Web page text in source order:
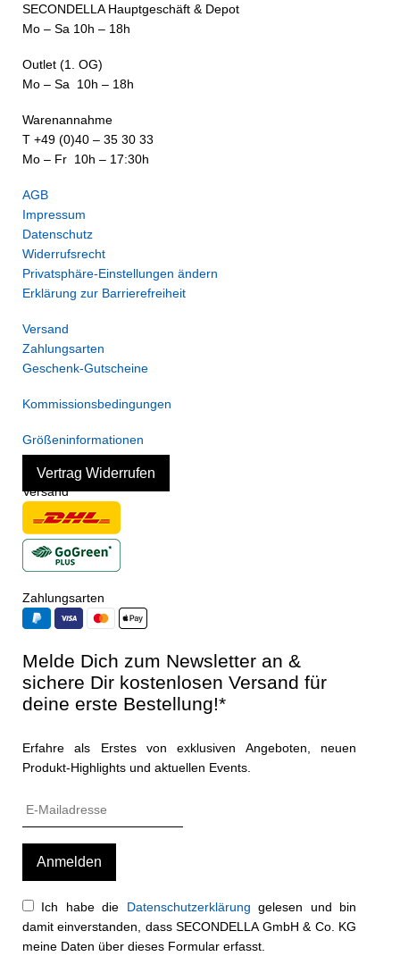
SECONDELLA Hauptgeschäft & Depot
Mo – Sa 10h – 18h
Outlet (1. OG)
Mo – Sa 10h – 18h
Warenannahme
T +49 (0)40 – 35 30 33
Mo – Fr 10h – 17:30h
AGB
Impressum
Datenschutz
Widerrufsrecht
Privatsphäre-Einstellungen ändern
Erklärung zur Barrierefreiheit
Versand
Zahlungsarten
Geschenk-Gutscheine
Kommissionsbedingungen
Größeninformationen
Vertrag Widerrufen
Versand
Zahlungsarten
Melde Dich zum Newsletter an &
sichere Dir kostenlosen Versand für
deine erste Bestellung!*
Erfahre als Erstes von exklusiven Angeboten, neuen
Produkt-Highlights und aktuellen Events.
Ich habe die Datenschutzerklärung gelesen und bin
damit einverstanden, dass SECONDELLA GmbH & Co. KG
meine Daten über dieses Formular erfasst.